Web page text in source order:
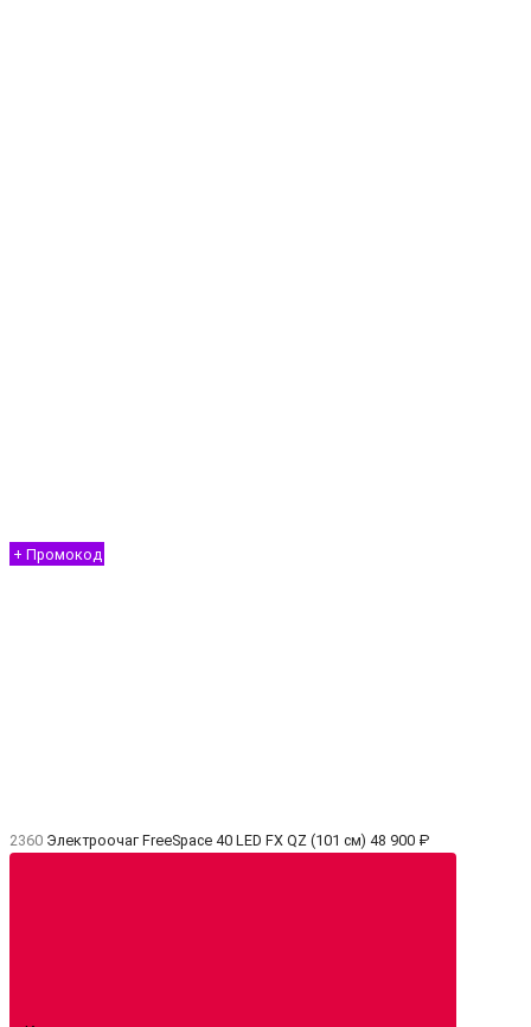
+ Промокод
2360 Электроочаг FreeSpace 40 LED FX QZ (101 см) 48 900 ₽